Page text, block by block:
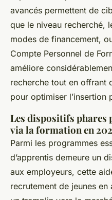
avancés permettent de
que le niveau recherché,
modes de financement,
Compte Personnel de
améliore
recherche tout en offrant
pour optimiser l’insertion
Les dispositifs phares
via la formation en
Parmi les programmes
d’apprentis demeure un
aux employeurs, cette
recrutement de jeunes